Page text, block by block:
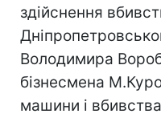
здійснення
Володимира
бізнесмена
машини і